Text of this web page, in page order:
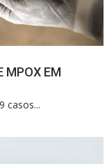
MPOX EM
casos...